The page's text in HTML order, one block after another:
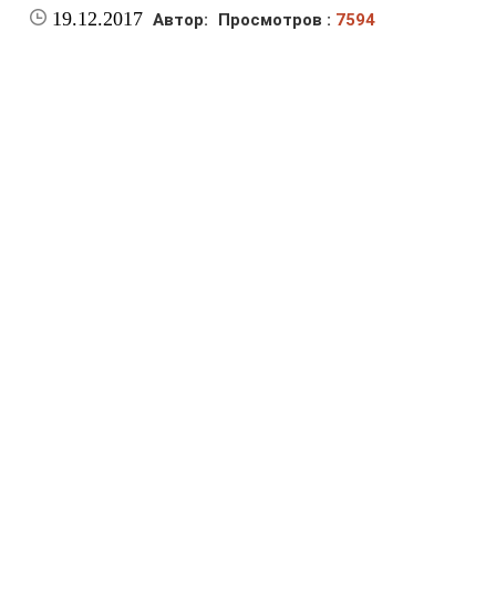
19.12.2017 Автор: Просмотров : 7594